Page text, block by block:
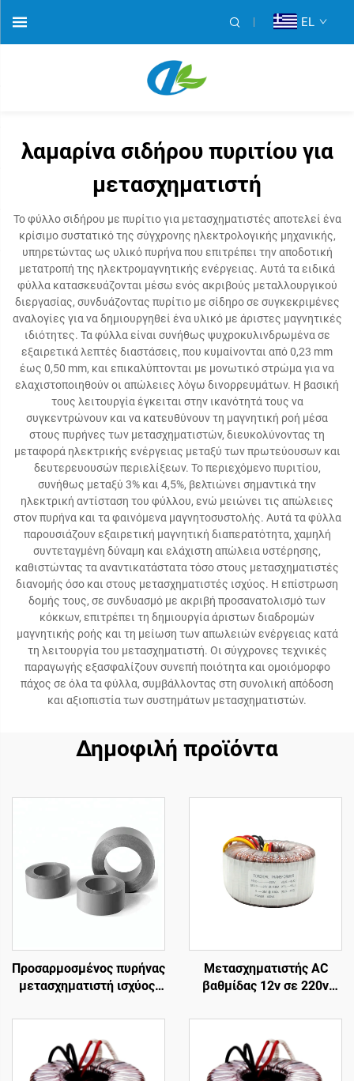
EL
λαμαρίνα σιδήρου πυριτίου για
μετασχηματιστή
Το φύλλο σιδήρου με πυρίτιο για μετασχηματιστές αποτελεί ένα
κρίσιμο συστατικό της σύγχρονης ηλεκτρολογικής μηχανικής,
υπηρετώντας ως υλικό πυρήνα που επιτρέπει την αποδοτική
μετατροπή της ηλεκτρομαγνητικής ενέργειας. Αυτά τα ειδικά
φύλλα κατασκευάζονται μέσω ενός ακριβούς μεταλλουργικού
διεργασίας, συνδυάζοντας πυρίτιο με σίδηρο σε συγκεκριμένες
αναλογίες για να δημιουργηθεί ένα υλικό με άριστες μαγνητικές
ιδιότητες. Τα φύλλα είναι συνήθως ψυχροκυλινδρωμένα σε
εξαιρετικά λεπτές διαστάσεις, που κυμαίνονται από 0,23 mm
έως 0,50 mm, και επικαλύπτονται με μονωτικό στρώμα για να
ελαχιστοποιηθούν οι απώλειες λόγω δινορρευμάτων. Η βασική
τους λειτουργία έγκειται στην ικανότητά τους να
συγκεντρώνουν και να κατευθύνουν τη μαγνητική ροή μέσα
στους πυρήνες των μετασχηματιστών, διευκολύνοντας τη
μεταφορά ηλεκτρικής ενέργειας μεταξύ των πρωτεύουσων και
δευτερευουσών περιελίξεων. Το περιεχόμενο πυριτίου,
συνήθως μεταξύ 3% και 4,5%, βελτιώνει σημαντικά την
ηλεκτρική αντίσταση του φύλλου, ενώ μειώνει τις απώλειες
στον πυρήνα και τα φαινόμενα μαγνητοσυστολής. Αυτά τα φύλλα
παρουσιάζουν εξαιρετική μαγνητική διαπερατότητα, χαμηλή
συντεταγμένη δύναμη και ελάχιστη απώλεια υστέρησης,
καθιστώντας τα αναντικατάστατα τόσο στους μετασχηματιστές
διανομής όσο και στους μετασχηματιστές ισχύος. Η επίστρωση
δομής τους, σε συνδυασμό με ακριβή προσανατολισμό των
κόκκων, επιτρέπει τη δημιουργία άριστων διαδρομών
μαγνητικής ροής και τη μείωση των απωλειών ενέργειας κατά
τη λειτουργία του μετασχηματιστή. Οι σύγχρονες τεχνικές
παραγωγής εξασφαλίζουν συνεπή ποιότητα και ομοιόμορφο
πάχος σε όλα τα φύλλα, συμβάλλοντας στη συνολική απόδοση
και αξιοπιστία των συστημάτων μετασχηματιστών.
Δημοφιλή προϊόντα
Προσαρμοσμένος πυρήνας
μετασχηματιστή ισχύος,
& 36V για ενισχυτή ήχου
με συχνότητα 50Hz
Μετασχηματιστής AC
βαθμίδας 12v σε 220v
τοροειδούς από 100w σε
5000w Μετασχηματιστής
τοροειδούς από χάλκινο
σύρμα 110v σε 220v